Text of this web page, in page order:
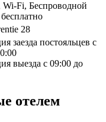
Wi-Fi, Беспроводной
28
заезда постояльцев с
выезда с 09:00 до
отелем